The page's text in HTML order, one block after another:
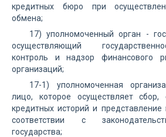
кредитных бюро при
обмена;
17) уполномоченный орган -
осуществляющий
контроль и надзор финансового
организаций;
17-1) уполномоченная
лицо, которое осуществляет сбор,
кредитных историй и представление
соответствии с
государства;